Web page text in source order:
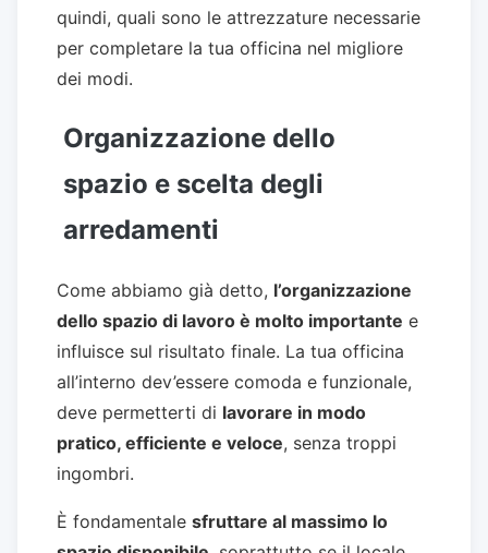
quindi, quali sono le attrezzature necessarie
per completare la tua officina nel migliore
dei modi.
Organizzazione dello
spazio e scelta degli
arredamenti
Come abbiamo già detto, l’organizzazione
dello spazio di lavoro è molto importante e
influisce sul risultato finale. La tua officina
all’interno dev’essere comoda e funzionale,
deve permetterti di lavorare in modo
pratico, efficiente e veloce, senza troppi
ingombri.
È fondamentale sfruttare al massimo lo